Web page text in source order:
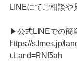
LINEにてご相談や
▶公式LINEでの簡
https://s.lmes.jp/
uLand=RNf5ah